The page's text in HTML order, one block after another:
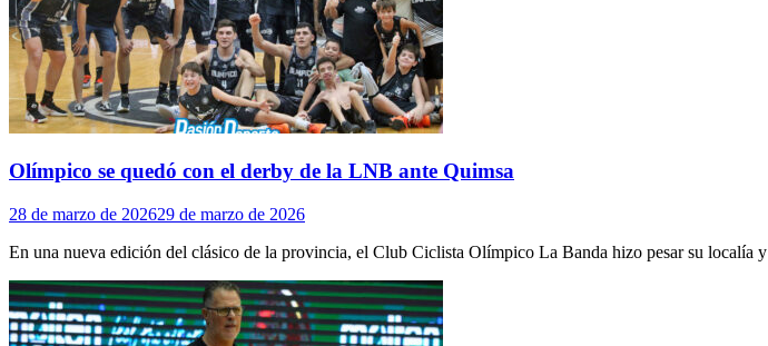
Olímpico se quedó con el derby de la LNB ante Quimsa
28 de marzo de 202629 de marzo de 2026
En una nueva edición del clásico de la provincia, el Club Ciclista Olímpico La Banda hizo pesar su localía y